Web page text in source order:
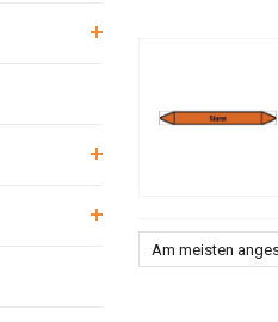
Am meisten